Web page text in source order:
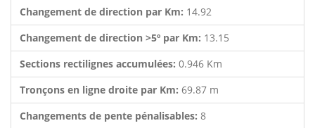
Changement de direction par Km: 14.92
Changement de direction >5º par Km: 13.15
Sections rectilignes accumulées: 0.946 Km
Tronçons en ligne droite par Km: 69.87 m
Changements de pente pénalisables: 8